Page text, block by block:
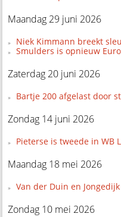
Maandag 29 juni 2026
Niek Kimmann breekt
Smulders is opnieuw
Zaterdag 20 juni 2026
Bartje 200 afgelast door
Zondag 14 juni 2026
Pieterse is tweede in WB
Maandag 18 mei 2026
Van der Duin en
Zondag 10 mei 2026